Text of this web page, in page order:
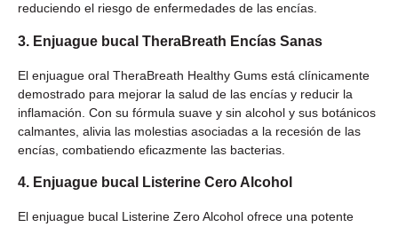
reduciendo el riesgo de enfermedades de las encías.
3. Enjuague bucal TheraBreath Encías Sanas
El enjuague oral TheraBreath Healthy Gums está clínicamente
demostrado para mejorar la salud de las encías y reducir la
inflamación. Con su fórmula suave y sin alcohol y sus botánicos
calmantes, alivia las molestias asociadas a la recesión de las
encías, combatiendo eficazmente las bacterias.
4. Enjuague bucal Listerine Cero Alcohol
El enjuague bucal Listerine Zero Alcohol ofrece una potente